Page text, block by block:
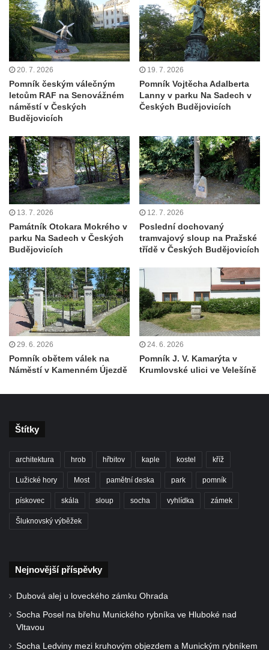
Loun
Pomník obětem válek na křižovatce ulic
Chomutovská a Školní v Otvicích
Kenotaf Josefa Fischera na hřbitově v
Otvicích
Kenotaf Heinricha Gaubeho na hřbitově v
Otvicích
Otvicích
Hrob neznámého rudoarmějce na hřbitově
v Otvicích
Kenotafy Franze Zabranskyho a Ignaze
Mertena na hřbitově v Otvicích
Pomník obětem válek v Pesvicích
Pomník osvobození ve Všestudech
Hrob Václava Michla na hřbitově ve
Strupčicích
Kenotaf Bohdana Teichnera na hřbitově ve
Strupčicích
Hrob Tomáše Šedivce na hřbitově ve
Hrob vojáků Rudé armády na hřbitově ve
kostela svatého Mikuláše ve Velkých
Žernosekách
Pamětní deska italských zajatců – stavitelů
v Libochovanech
Pomník obětem 1. a 2. světové války v
Pomník obětem pochodu smrti v Krásně
Pomník 1. výročí osvobození u kostela
20. 7. 2026
Pomník českým válečným
letcům RAF na Senovážném
náměstí v Českých
Budějovicích
19. 7. 2026
Pomník Vojtěcha Adalberta
Lanny v parku Na Sadech v
Českých Budějovicích
13. 7. 2026
Památník Otokara Mokrého v
parku Na Sadech v Českých
Budějovicích
12. 7. 2026
Poslední dochovaný
tramvajový sloup na Pražské
třídě v Českých Budějovicích
29. 6. 2026
Pomník obětem válek na
Náměstí v Kamenném Újezdě
24. 6. 2026
Pomník J. V. Kamarýta v
Krumlovské ulici ve Velešíně
Štítky
architektura hrob hřbitov kaple kostel kříž
Lužické hory Most pamětní deska park pomník
pískovec skála sloup socha vyhlídka zámek
Šluknovský výběžek
Nejnovější příspěvky
Dubová alej u loveckého zámku Ohrada
Socha Posel na břehu Munického rybníka ve Hluboké nad
Vltavou
Socha Ledviny mezi kruhovým objezdem a Munickým rybníkem